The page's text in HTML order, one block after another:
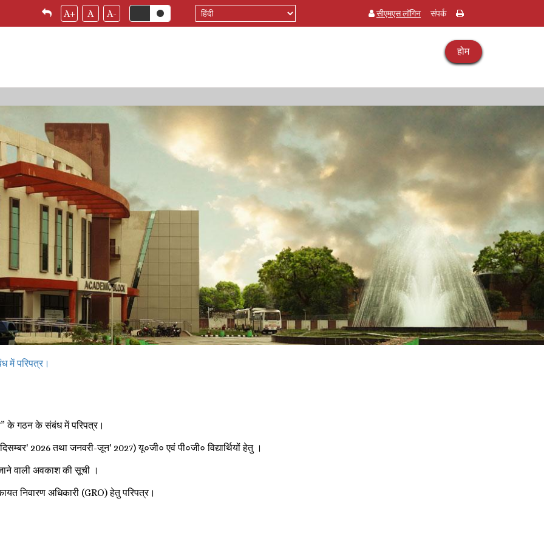
A+ A A-
Select
your
सीएमएस लॉगिन संपर्क
होम
में परिपत्र।
के गठन के संबंध में परिपत्र।
2026 तथा जनवरी-जून' 2027) यू०जी० एवं पी०जी० विद्यार्थियों हेतु ।
वाली अवकाश की सूची ।
निवारण अधिकारी (GRO) हेतु परिपत्र।